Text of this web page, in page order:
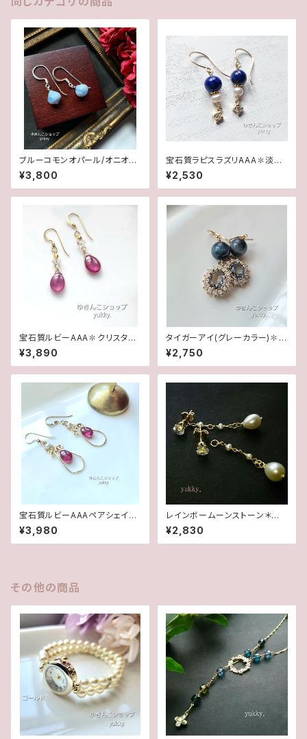
ブルーコモンオパール/オニオン
カット✽Silver925ピアス/イヤ
リング★
¥3,800
宝石質ラピスラズリAAA✽淡水
パール14kgfピアス/イヤリング
¥2,530
宝石質ルビーAAA✽クリスタル1
4kgfデザインピアス/イヤリング
¥3,890
タイガーアイ(グレーカラー)✽フ
レームガラス14kgfピアス/イヤ
リング
¥2,750
宝石質ルビーAAAペアシェイプ
✽淡水パール14kgfデザインピ
アス/イヤリング
¥3,980
レインボームーンストーン＊淡
水2wayポストピアス14kgf
¥2,830
その他の商品